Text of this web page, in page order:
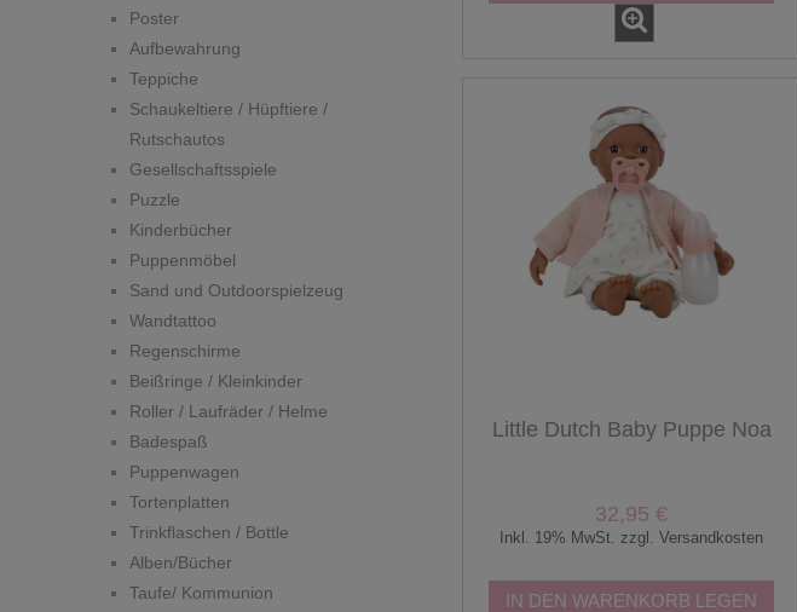
Poster
Aufbewahrung
Teppiche
Schaukeltiere / Hüpftiere /
Rutschautos
Gesellschaftsspiele
Puzzle
Kinderbücher
Puppenmöbel
Sand und Outdoorspielzeug
Wandtattoo
Regenschirme
Beißringe / Kleinkinder
Roller / Laufräder / Helme
Badespaß
Puppenwagen
Tortenplatten
Trinkflaschen / Bottle
Alben/Bücher
Taufe/ Kommunion
Little Dutch Baby Puppe Noa
32,95 €
Inkl. 19% MwSt. zzgl. Versandkosten
IN DEN WARENKORB LEGEN